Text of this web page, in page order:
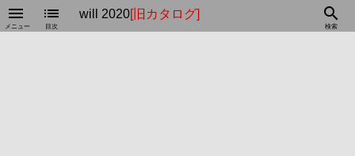
menu
メニュー
will 2020[旧カタログ]
list
目次
search
検索